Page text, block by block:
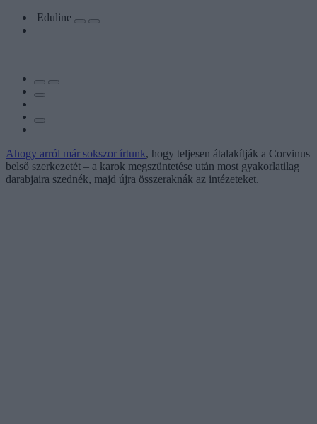
Eduline
Ahogy arról már sokszor írtunk, hogy teljesen átalakítják a Corvinus
belső szerkezetét – a karok megszüntetése után most gyakorlatilag
darabjaira szednék, majd újra összeraknák az intézeteket.